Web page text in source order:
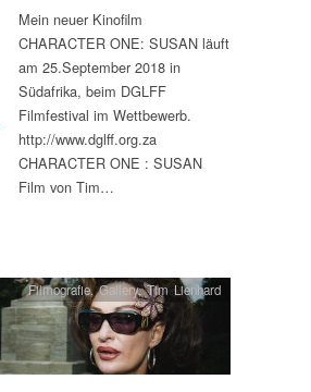
Mein neuer Kinofilm
CHARACTER ONE: SUSAN läuft
am 25.September 2018 in
Südafrika, beim DGLFF
Filmfestival im Wettbewerb.
http://www.dglff.org.za
CHARACTER ONE : SUSAN
Film von Tim…
Filmografie,Gallery,Tim Lienhard